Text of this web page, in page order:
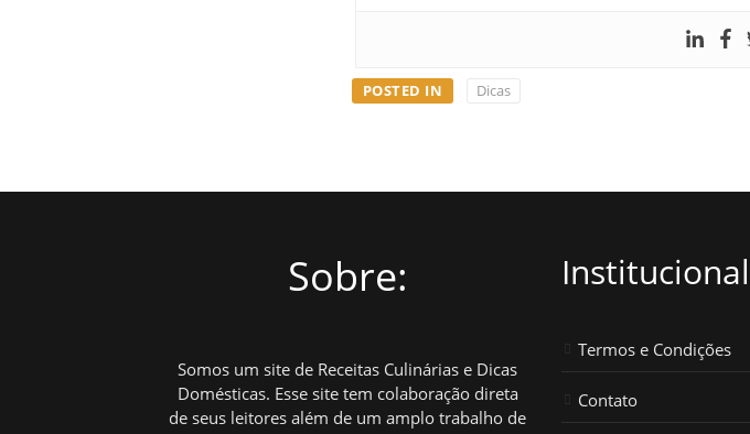
POSTED IN Dicas
Sobre:
Somos um site de Receitas Culinárias e Dicas
Domésticas. Esse site tem colaboração direta
de seus leitores além de um amplo trabalho de
Institucional
Termos e Condições
Contato